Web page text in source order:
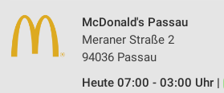
McDonald's Passau
Meraner Straße 2
94036 Passau
Heute 07:00 - 03:00 Uhr |